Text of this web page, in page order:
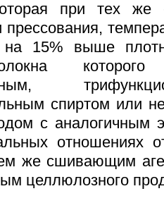
при тех
15% выше
спиртом или
с аналогичным
отношениях
же сшивающим
целлюлозного